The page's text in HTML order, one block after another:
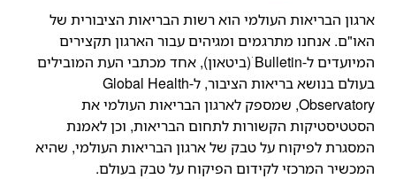
ארגון הבריאות העולמי הוא רשות הבריאות הציבורית של
האו"ם. אנחנו מתרגמים ומגיהים עבור הארגון תקצירים
המיועדים ל-Bulletin ׁ(ביטאון), אחד מכתבי העת המובילים
בעולם בנושא בריאות הציבור, ל-Global Health
Observatory, שמספק לארגון הבריאות העולמי את
הסטטיסטיקות הקשורות לתחום הבריאות, וכן לאמנת
המסגרת לפיקוח על טבק של ארגון הבריאות העולמי, שהיא
המכשיר המרכזי לקידום הפיקוח על טבק בעולם.